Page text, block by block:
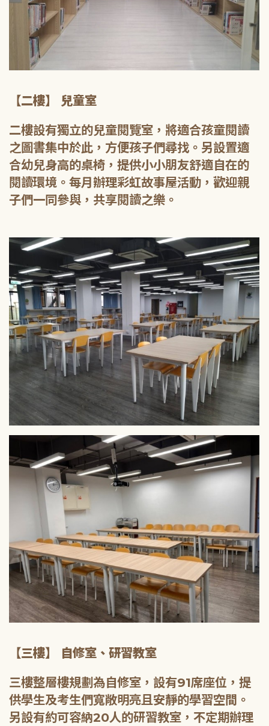
【二樓】 兒童室
二樓設有獨立的兒童閱覽室，將適合孩童閱讀
之圖書集中於此，方便孩子們尋找。另設置適
合幼兒身高的桌椅，提供小小朋友舒適自在的
閱讀環境。每月辦理彩虹故事屋活動，歡迎親
子們一同參與，共享閱讀之樂。
【三樓】 自修室、研習教室
三樓整層樓規劃為自修室，設有91席座位，提
供學生及考生們寬敞明亮且安靜的學習空間。
另設有約可容納20人的研習教室，不定期辦理